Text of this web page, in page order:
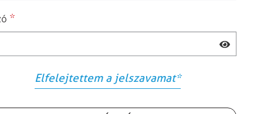
*
Elfelejtettem a jelszavamat*